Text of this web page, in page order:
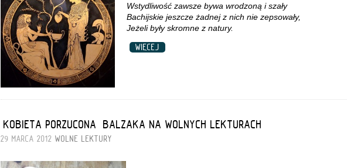
Wstydliwość zawsze bywa wrodzoną i szały
Bachijskie jeszcze żadnej z nich nie zepsowały,
Jeżeli były skromne z natury.
WIĘCEJ
„KOBIETA PORZUCONA” BALZAKA NA WOLNYCH LEKTURACH
29 MARCA 2012 WOLNE LEKTURY